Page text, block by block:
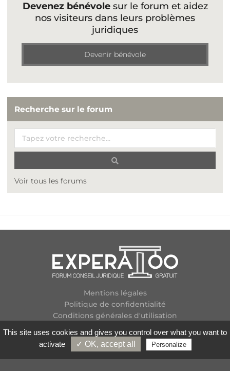
Devenez bénévolesur le forum et aidez
nos visiteurs dans leurs problèmes
juridiques
Devenir bénévole
Recherche sur le forum
Voir tous les forums
Mentions légales
Politique de confidentialité
Conditions générales d'utilisation
Contactez-nous
Flux RSS
Copyright
2026 Experatoo.com - Tous droits réservés
This site uses cookies and gives you control over what you want to
activate
✓ OK, accept all Personalize